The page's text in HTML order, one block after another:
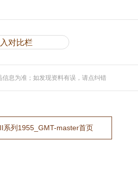
对比栏
息为准；如发现资料有误，请点纠错
系列1955_GMT-master首页